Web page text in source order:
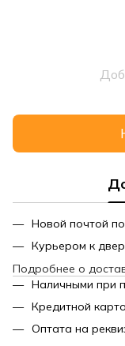
Новой почтой
Курьером к
Подробнее о
Наличными при
Кредитной
Оптата на